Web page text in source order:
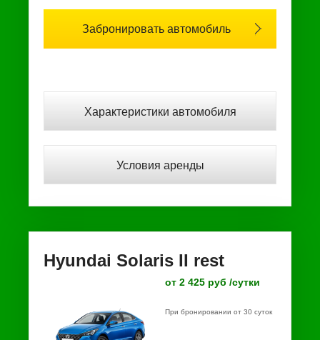
Забронировать автомобиль
Характеристики автомобиля
Условия аренды
Hyundai Solaris II rest
от 2 425 руб /сутки
При бронировании от 30 суток